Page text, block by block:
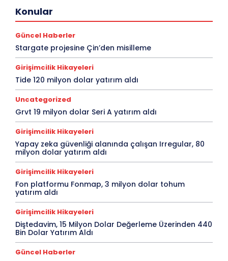
KonularBireysel Vize Türleri ve Şartları
Ekonomi
Emlak
Ev/İşyeri Kiralama
Ev/İşyeri Satın Alma
Flaş Haber
Foto Galeri Genel
Gezi Rehberi
Girişimcilik Hikayeleri
Köşe Yazıları
Manşet
Önemli Haber
Online Ticaret / Amazon
Sağlık
Seyahat
Şirket Kurma
Son Dakika
Spor Start-up Haberleri
Teknoloji
Teknoloji
Türkiye'ye Ürün Getirtme ve Gümrük
Vize
Vize/Seyahat
Yeşil Kart
Daha Fazla
Güncel Haberler
Stargate projesine Çin’den misilleme
Girişimcilik Hikayeleri
Tide 120 milyon dolar yatırım aldı
Uncategorized
Grvt 19 milyon dolar Seri A yatırım aldı
Girişimcilik Hikayeleri
Yapay zeka güvenliği alanında çalışan Irregular, 80
milyon dolar yatırım aldı
Girişimcilik Hikayeleri
Fon platformu Fonmap, 3 milyon dolar tohum
yatırım aldı
Girişimcilik Hikayeleri
Diştedavim, 15 Milyon Dolar Değerleme Üzerinden 440
Bin Dolar Yatırım Aldı
Güncel Haberler